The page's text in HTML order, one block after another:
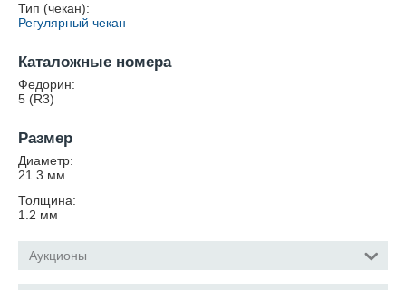
Тип (чекан):
Регулярный чекан
Каталожные номера
Федорин:
5 (R3)
Размер
Диаметр:
21.3 мм
Толщина:
1.2 мм
Аукционы